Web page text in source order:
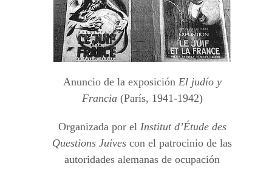
Anuncio de la exposición El judío y
Francia (París, 1941-1942)
Organizada por el Institut d’Étude des
Questions Juives con el patrocinio de las
autoridades alemanas de ocupación